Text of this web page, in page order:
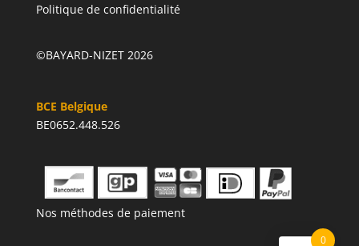
Politique de confidentialité
©BAYARD-NIZET 2026
BCE Belgique
BE0652.448.526
Nos méthodes de paiement
0